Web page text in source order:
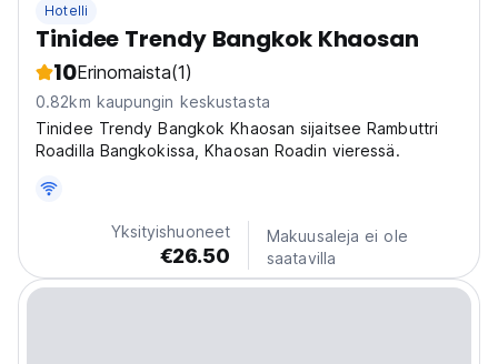
Hotelli
Tinidee Trendy Bangkok Khaosan
10Erinomaista(1)
0.82km kaupungin keskustasta
Tinidee Trendy Bangkok Khaosan sijaitsee Rambuttri
Roadilla Bangkokissa, Khaosan Roadin vieressä.
Yksityishuoneet
€26.50
Makuusaleja ei ole
saatavilla